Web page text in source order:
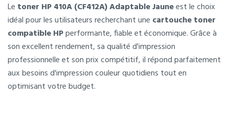
Le toner HP 410A (CF412A) Adaptable Jauneest le choix
idéal pour les utilisateurs recherchant une cartouche toner
compatible HPperformante, fiable et économique. Grâce à
son excellent rendement, sa qualité d'impression
professionnelle et son prix compétitif, il répond parfaitement
aux besoins d'impression couleur quotidiens tout en
optimisant votre budget.